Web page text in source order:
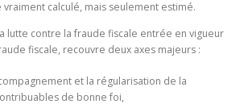
calculé, mais seulement estimé.
lutte contre la fraude fiscale entrée en vigueur
fiscale, recouvre deux axes majeurs :
et la régularisation de la
de bonne foi,